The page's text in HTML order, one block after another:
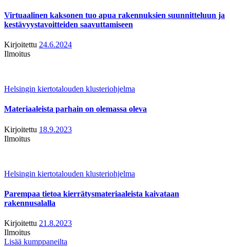
Virtuaalinen kaksonen tuo apua rakennuksien suunnitteluun ja
kestävyystavoitteiden saavuttamiseen
Kirjoitettu 24.6.2024
Ilmoitus
Helsingin kiertotalouden klusteriohjelma
Materiaaleista parhain on olemassa oleva
Kirjoitettu 18.9.2023
Ilmoitus
Helsingin kiertotalouden klusteriohjelma
Parempaa tietoa kierrätysmateriaaleista kaivataan
rakennusalalla
Kirjoitettu 21.8.2023
Ilmoitus
Lisää kumppaneilta